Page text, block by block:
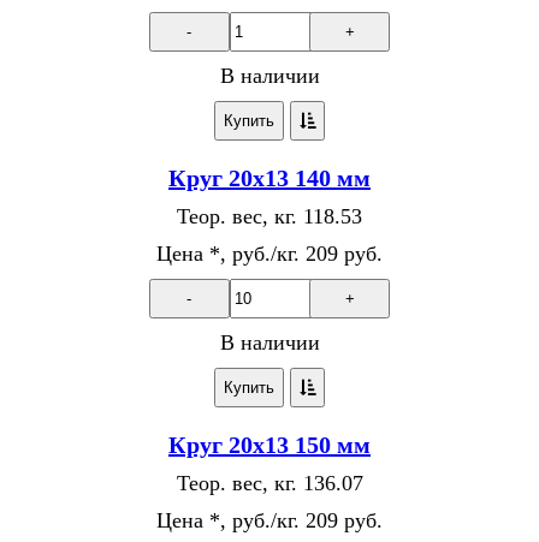
- +
В наличии
Купить
Круг 20х13 140 мм
Теор. вес, кг. 118.53
Цена *, руб./кг. 209 руб.
- +
В наличии
Купить
Круг 20х13 150 мм
Теор. вес, кг. 136.07
Цена *, руб./кг. 209 руб.